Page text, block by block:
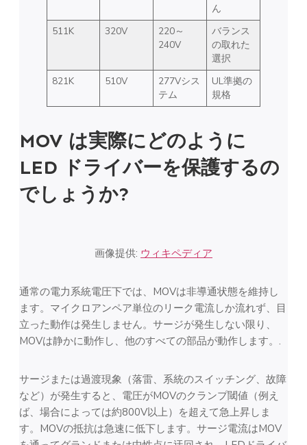
ん
511K
320V
220～
240V
バランス
の取れた
選択
821K
510V
277Vシス
テム
UL準拠の
規格
MOV は実際にどのように
LED ドライバーを保護するの
でしょうか?
画像提供: ウィキペディア
通常の電力系統電圧下では、MOVは非導通状態を維持し
ます。マイクロアンペア単位のリーク電流しか流れず、目
立った動作は発生しません。サージが発生しない限り、
MOVは静かに動作し、他のすべての部品が動作します。.
サージまたは過渡現象（落雷、系統のスイッチング、故障
など）が発生すると、電圧がMOVのクランプ閾値（例え
ば、場合によっては約800V以上）を超えて急上昇しま
す。MOVの抵抗は急速に低下します。サージ電流はMOV